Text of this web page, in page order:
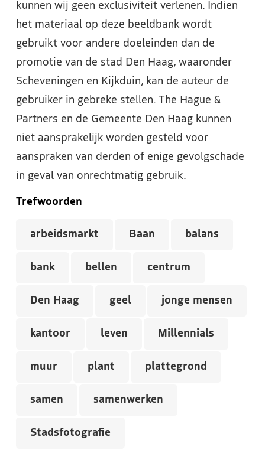
kunnen wij geen exclusiviteit verlenen. Indien
het materiaal op deze beeldbank wordt
gebruikt voor andere doeleinden dan de
promotie van de stad Den Haag, waaronder
Scheveningen en Kijkduin, kan de auteur de
gebruiker in gebreke stellen. The Hague &
Partners en de Gemeente Den Haag kunnen
niet aansprakelijk worden gesteld voor
aanspraken van derden of enige gevolgschade
in geval van onrechtmatig gebruik.
Trefwoorden
arbeidsmarkt Baan balans
bank bellen centrum
Den Haag geel jonge mensen
kantoor leven Millennials
muur plant plattegrond
samen samenwerken
Stadsfotografie